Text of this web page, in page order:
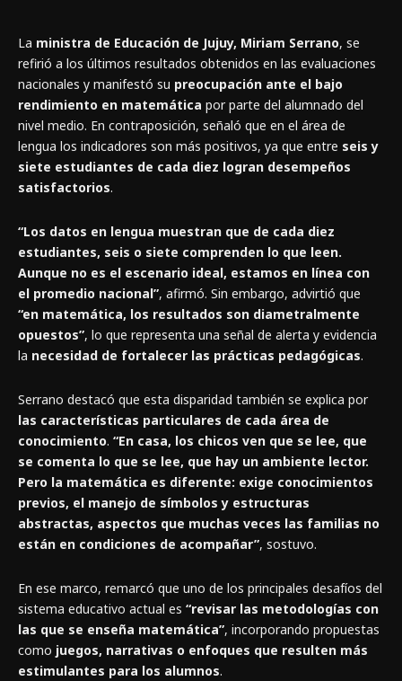
La ministra de Educación de Jujuy, Miriam Serrano, se
refirió a los últimos resultados obtenidos en las evaluaciones
nacionales y manifestó su preocupación ante el bajo
rendimiento en matemática por parte del alumnado del
nivel medio. En contraposición, señaló que en el área de
lengua los indicadores son más positivos, ya que entre seis y
siete estudiantes de cada diez logran desempeños
satisfactorios.
“Los datos en lengua muestran que de cada diez
estudiantes, seis o siete comprenden lo que leen.
Aunque no es el escenario ideal, estamos en línea con
el promedio nacional”, afirmó. Sin embargo, advirtió que
“en matemática, los resultados son diametralmente
opuestos”, lo que representa una señal de alerta y evidencia
la necesidad de fortalecer las prácticas pedagógicas.
Serrano destacó que esta disparidad también se explica por
las características particulares de cada área de
conocimiento. “En casa, los chicos ven que se lee, que
se comenta lo que se lee, que hay un ambiente lector.
Pero la matemática es diferente: exige conocimientos
previos, el manejo de símbolos y estructuras
abstractas, aspectos que muchas veces las familias no
están en condiciones de acompañar”, sostuvo.
En ese marco, remarcó que uno de los principales desafíos del
sistema educativo actual es “revisar las metodologías con
las que se enseña matemática”, incorporando propuestas
como juegos, narrativas o enfoques que resulten más
estimulantes para los alumnos.